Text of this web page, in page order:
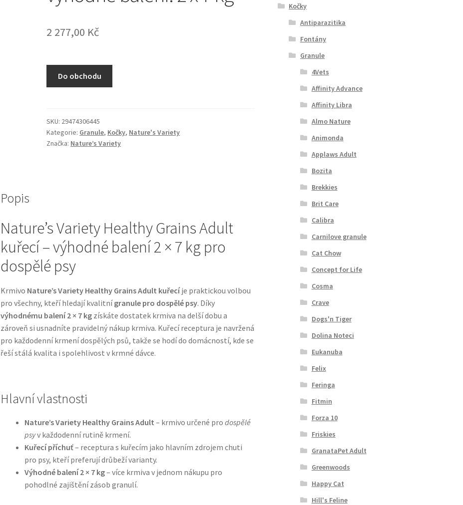
2 277,00 Kč
Do obchodu
SKU: 29474306445
Kategorie: Granule, Kočky, Nature's Variety
Značka: Nature’s Variety
Popis
Nature’s Variety Healthy Grains Adult
kuřecí – výhodné balení 2 × 7 kg pro
dospělé psy
Krmivo Nature’s Variety Healthy Grains Adult kuřecíje praktickou volbou
pro všechny, kteří hledají kvalitnígranule pro dospělé psy. Díky
výhodnému balení 2 × 7 kgzískáte dostatek krmiva na delší dobu a
zároveň si usnadníte pravidelný nákup krmiva. Kuřecí receptura je navržená
pro každodenní krmení dospělých psů, takže se hodí do domácností, kde se
řeší stálá kvalita i spolehlivost v krmné dávce.
Hlavní vlastnosti
Nature’s Variety Healthy Grains Adult – krmivo určené pro dospělé
psyv každodenní rutině krmení.
Kuřecí příchuť– receptura s kuřecím jako hlavním zdrojem chuti
pro psy, kteří preferují drůbeží varianty.
Výhodné balení 2 × 7 kg– více krmiva v jednom nákupu pro
pohodlné zajištění zásob granulí.
Kočky
Antiparazitika
Fontány
Granule
4Vets
Affinity Advance
Affinity Libra
Almo Nature
Animonda
Applaws Adult
Bozita
Brekkies
Brit Care
Calibra
Carnilove granule
Cat Chow
Concept for Life
Cosma
Crave
Dogs'n Tiger
Dolina Noteci
Eukanuba
Felix
Feringa
Fitmin
Forza 10
Friskies
GranataPet Adult
Greenwoods
Happy Cat
Hill's Feline